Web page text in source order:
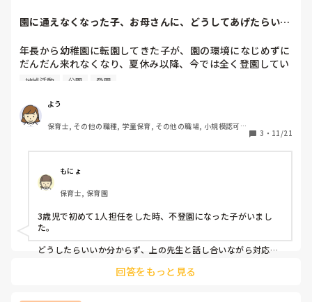
園に通えなくなった子、お母さんに、どうしてあげたらいい
年長から幼稚園に転園してきた子が、園の環境になじめずに
だんだん来れなくなり、夏休み以降、今では全く登園してい
ません。
私は、その子に直接関わる立場になく、遅刻してお母さんと
登園したときや、地域の公園で遊んでいる姿を見た時に、声
を掛けると笑顔で返事をしてくれる関係です。
きっと、担任や園長はしかるべき専門家に相談して、お母さ
んとも面談してるのだろうと思いますが、その子が再び登園
しそうな気配はなく。
こういうときの対処方法、うまくいったやり方をご存知の
方、教えてほしいです。
また、その子のお母さんに出会った時、励ましてあげられる
地域活動 公園 登園
よう
保育士, その他の職種, 学童保育, その他の職場, 小規模認可保
3 ・ 11/21
もにょ
保育士, 保育園
3歳児で初めて1人担任をした時、不登園になった子がいまし
た。
どうしたらいいか分からず、上の先生と話し合いながら対応し
回答をもっと見る